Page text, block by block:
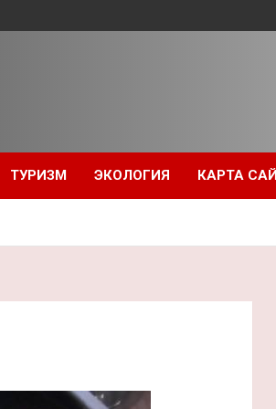
ТУРИЗМ ЭКОЛОГИЯ КАРТА